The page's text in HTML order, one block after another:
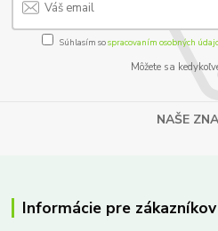
Súhlasím sospracovaním osobných
Môžete sa
NAŠE
Informácie pre zákazníkov